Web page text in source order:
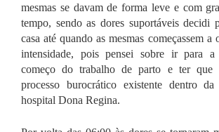
mesmas se davam de forma leve e com
tempo, sendo as dores suportáveis decidi
casa até quando as mesmas começassem a
intensidade, pois pensei sobre ir para a
começo do trabalho de parto e ter que
processo burocrático existente dentro
hospital Dona Regina.